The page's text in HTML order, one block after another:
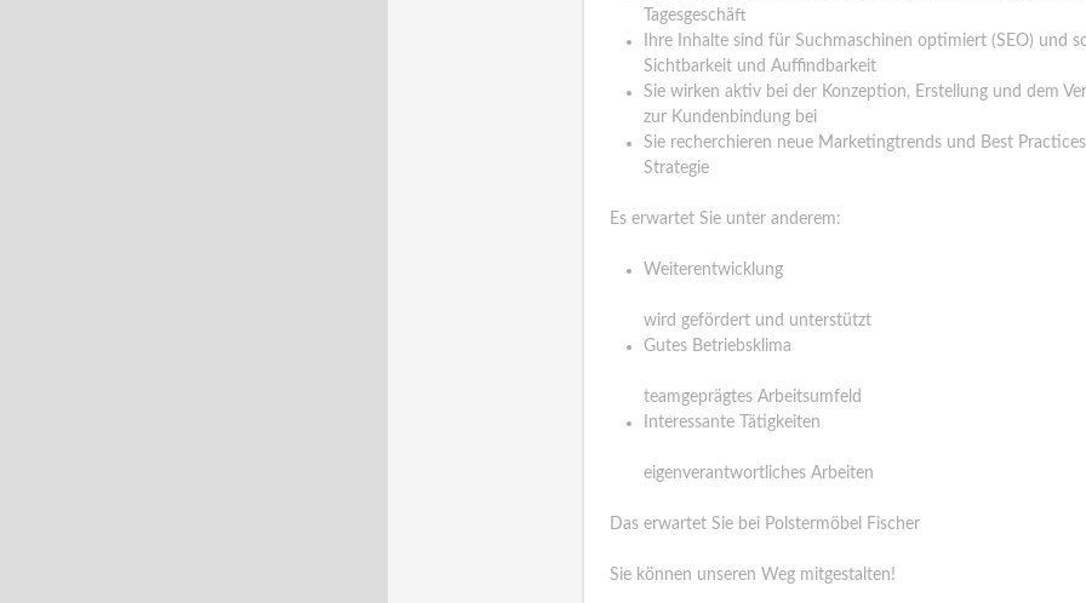
Tagesgeschäft
Ihre Inhalte sind für Suchmaschinen optimiert (SEO) und
Sichtbarkeit und Auffindbarkeit
Sie wirken aktiv bei der Konzeption, Erstellung und dem
zur Kundenbindung bei
Sie recherchieren neue Marketingtrends und Best
Strategie
Es erwartet Sie unter anderem:
Weiterentwicklung
wird gefördert und unterstützt
Gutes Betriebsklima
teamgeprägtes Arbeitsumfeld
Interessante Tätigkeiten
eigenverantwortliches Arbeiten
Das erwartet Sie bei Polstermöbel Fischer
Sie können unseren Weg mitgestalten!